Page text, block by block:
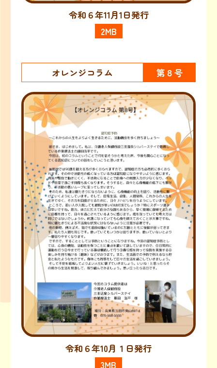
令和６年11月1日発行
2MB
オレンジコラム 第８号
令和６年10月１日発行
3MB